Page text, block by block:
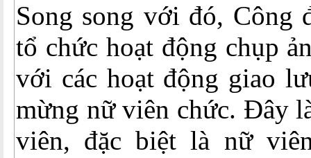
Song song với đó, Công
tổ chức hoạt động chụp
với các hoạt động giao
mừng nữ viên chức. Đây
viên, đặc biệt là nữ